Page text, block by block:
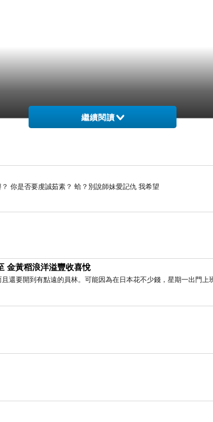
繼續閱讀
你是否要虔誠茹素？ 蛤？別說師妹愛記仇 我希望
金黃稻浪洋溢豐收喜悅
還要開到有點遠的員林。可能因為在日本花不少錢，星期一出門上